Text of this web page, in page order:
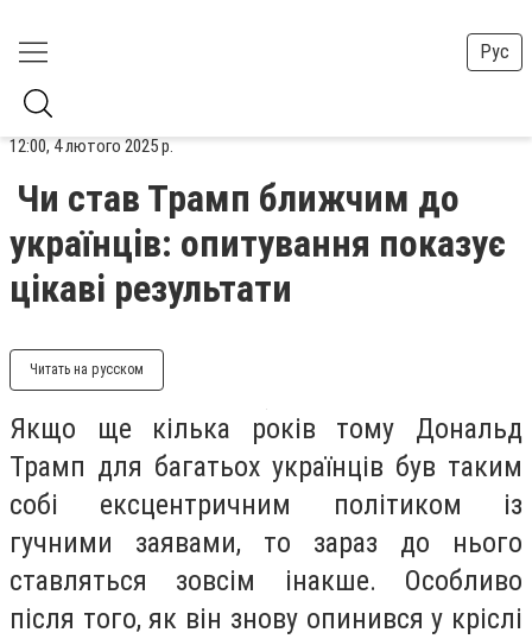
Рус
12:00, 4 лютого 2025 р.
Чи став Трамп ближчим до
українців: опитування показує
цікаві результати
Читать на русском
Якщо ще кілька років тому Дональд
Трамп для багатьох українців був таким
собі ексцентричним політиком із
гучними заявами, то зараз до нього
ставляться зовсім інакше. Особливо
після того, як він знову опинився у кріслі